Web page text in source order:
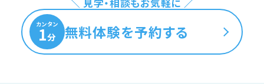
＼ 見学・相談もお気軽に ／
カンタン
1分 無料体験を予約する